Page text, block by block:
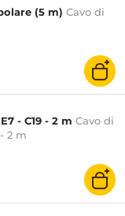
(5 m) Cavo di
- C19 - 2 m Cavo di
2 m